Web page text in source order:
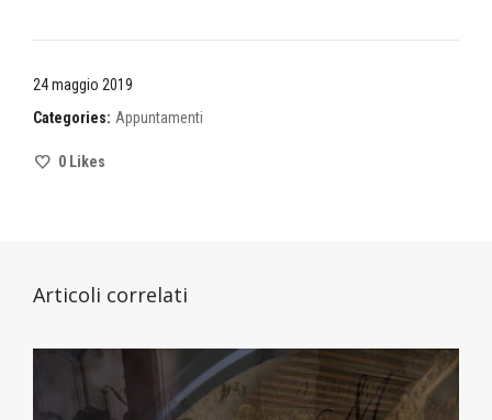
24 maggio 2019
Categories: Appuntamenti
0 Likes
Articoli correlati